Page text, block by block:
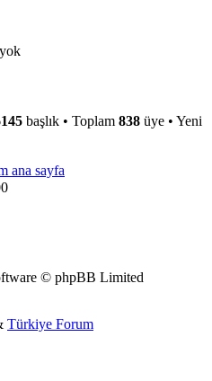
başlık • Toplam 838 üye • Yeni
ana sayfa
© phpBB Limited
Türkiye Forum